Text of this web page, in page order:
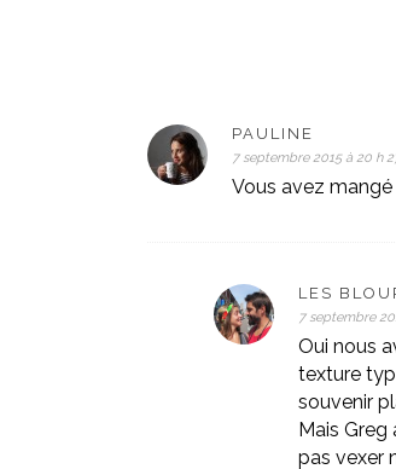
PAULINE
7 septembre 2015 à 20 h
Vous avez
LES
7 septembre
Oui nous
texture
souvenir
Mais Greg
pas vexer